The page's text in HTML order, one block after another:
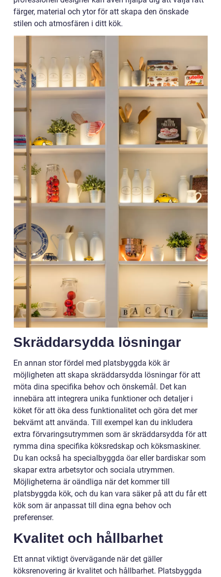
färger, material och ytor för att skapa den önskade
stilen och atmosfären i ditt kök.
Skräddarsydda lösningar
En annan stor fördel med platsbyggda kök är
möjligheten att skapa skräddarsydda lösningar för att
möta dina specifika behov och önskemål. Det kan
innebära att integrera unika funktioner och detaljer i
köket för att öka dess funktionalitet och göra det mer
bekvämt att använda. Till exempel kan du inkludera
extra förvaringsutrymmen som är skräddarsydda för att
rymma dina specifika köksredskap och köksmaskiner.
Du kan också ha specialbyggda öar eller bardiskar som
skapar extra arbetsytor och sociala utrymmen.
Möjligheterna är oändliga när det kommer till
platsbyggda kök, och du kan vara säker på att du får ett
kök som är anpassat till dina egna behov och
preferenser.
Kvalitet och hållbarhet
Ett annat viktigt övervägande när det gäller
köksrenovering är kvalitet och hållbarhet. Platsbyggda